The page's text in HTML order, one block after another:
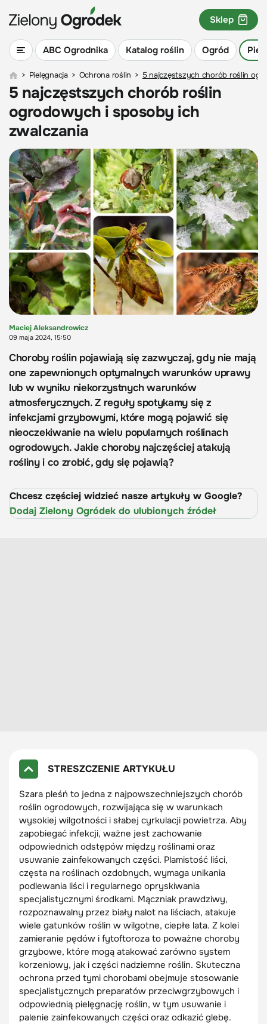
ABC Ogrodnika Katalog roślin Ogród
Sklep
> Pielęgnacja > Ochrona roślin > 5 najczęstszych chorób roślin
5 najczęstszych chorób roślin
ogrodowych i sposoby ich
zwalczania
Maciej Aleksandrowicz
09 maja 2024, 15:50
Choroby roślin pojawiają się zazwyczaj, gdy nie mają
one zapewnionych optymalnych warunków uprawy
lub w wyniku niekorzystnych warunków
atmosferycznych. Z reguły spotykamy się z
infekcjami grzybowymi, które mogą pojawić się
nieoczekiwanie na wielu popularnych roślinach
ogrodowych. Jakie choroby najczęściej atakują
rośliny i co zrobić, gdy się pojawią?
Chcesz częściej widzieć nasze artykuły w Google?
Dodaj Zielony Ogródek do ulubionych źródeł
STRESZCZENIE ARTYKUŁU
Szara pleśń to jedna z najpowszechniejszych chorób
roślin ogrodowych, rozwijająca się w warunkach
wysokiej wilgotności i słabej cyrkulacji powietrza. Aby
zapobiegać infekcji, ważne jest zachowanie
odpowiednich odstępów między roślinami oraz
usuwanie zainfekowanych części. Plamistość liści,
częsta na roślinach ozdobnych, wymaga unikania
podlewania liści i regularnego opryskiwania
specjalistycznymi środkami. Mączniak prawdziwy,
rozpoznawalny przez biały nalot na liściach, atakuje
wiele gatunków roślin w wilgotne, ciepłe lata. Z kolei
zamieranie pędów i fytoftoroza to poważne choroby
grzybowe, które mogą atakować zarówno system
korzeniowy, jak i części nadziemne roślin. Skuteczna
ochrona przed tymi chorobami obejmuje stosowanie
specjalistycznych preparatów przeciwgrzybowych i
odpowiednią pielęgnację roślin, w tym usuwanie i
palenie zainfekowanych części oraz odkazić glebę.